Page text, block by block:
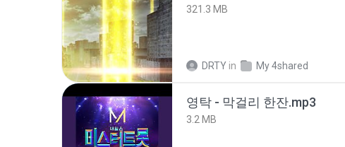
321.3 MB
DRTY in My 4shared
영탁 - 막걸리 한잔.mp3
3.2 MB